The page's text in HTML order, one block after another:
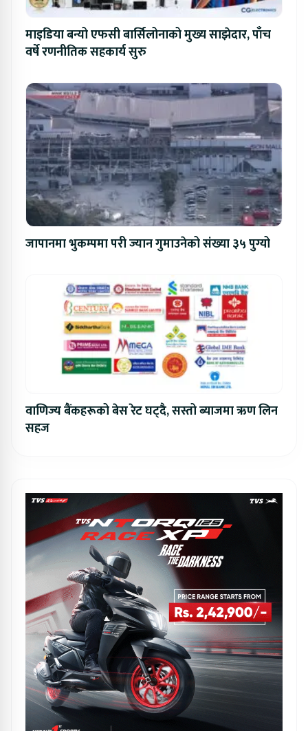
माइडिया बन्यो एफसी बार्सिलोनाको मुख्य साझेदार, पाँच
वर्षे रणनीतिक सहकार्य सुरु
जापानमा भुकम्पमा परी ज्यान गुमाउनेको संख्या ३५ पुग्यो
वाणिज्य बैंकहरूको बेस रेट घट्दै, सस्तो ब्याजमा ऋण लिन
सहज